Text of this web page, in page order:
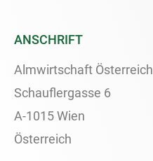
ANSCHRIFT
Almwirtschaft Österreich
Schauflergasse 6
A-1015 Wien
Österreich